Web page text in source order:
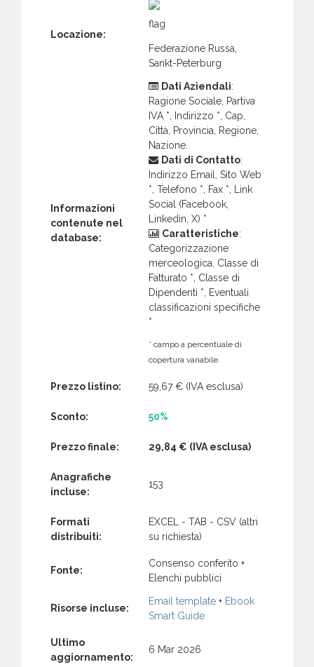
Locazione:
Federazione Russa,
Sankt-Peterburg
Informazioni
contenute nel
database:
Dati Aziendali:
Ragione Sociale, Partiva
IVA *, Indirizzo *, Cap,
Città, Provincia, Regione,
Nazione.
Dati di Contatto:
Indirizzo Email, Sito Web
*, Telefono *, Fax *, Link
Social (Facebook,
Linkedin, X) *
Caratteristiche:
Categorizzazione
merceologica, Classe di
Fatturato *, Classe di
Dipendenti *, Eventuali
classificazioni specifiche
*
* campo a percentuale di
copertura variabile.
Prezzo listino: 59,67 € (IVA esclusa)
Sconto: 50%
Prezzo finale: 29,84 € (IVA esclusa)
Anagrafiche
incluse:
153
Formati
distribuiti:
EXCEL - TAB - CSV (altri
su richiesta)
Fonte:
Consenso conferito +
Elenchi pubblici
Risorse incluse:
Email template + Ebook
Smart Guide
Ultimo
aggiornamento:
6 Mar 2026